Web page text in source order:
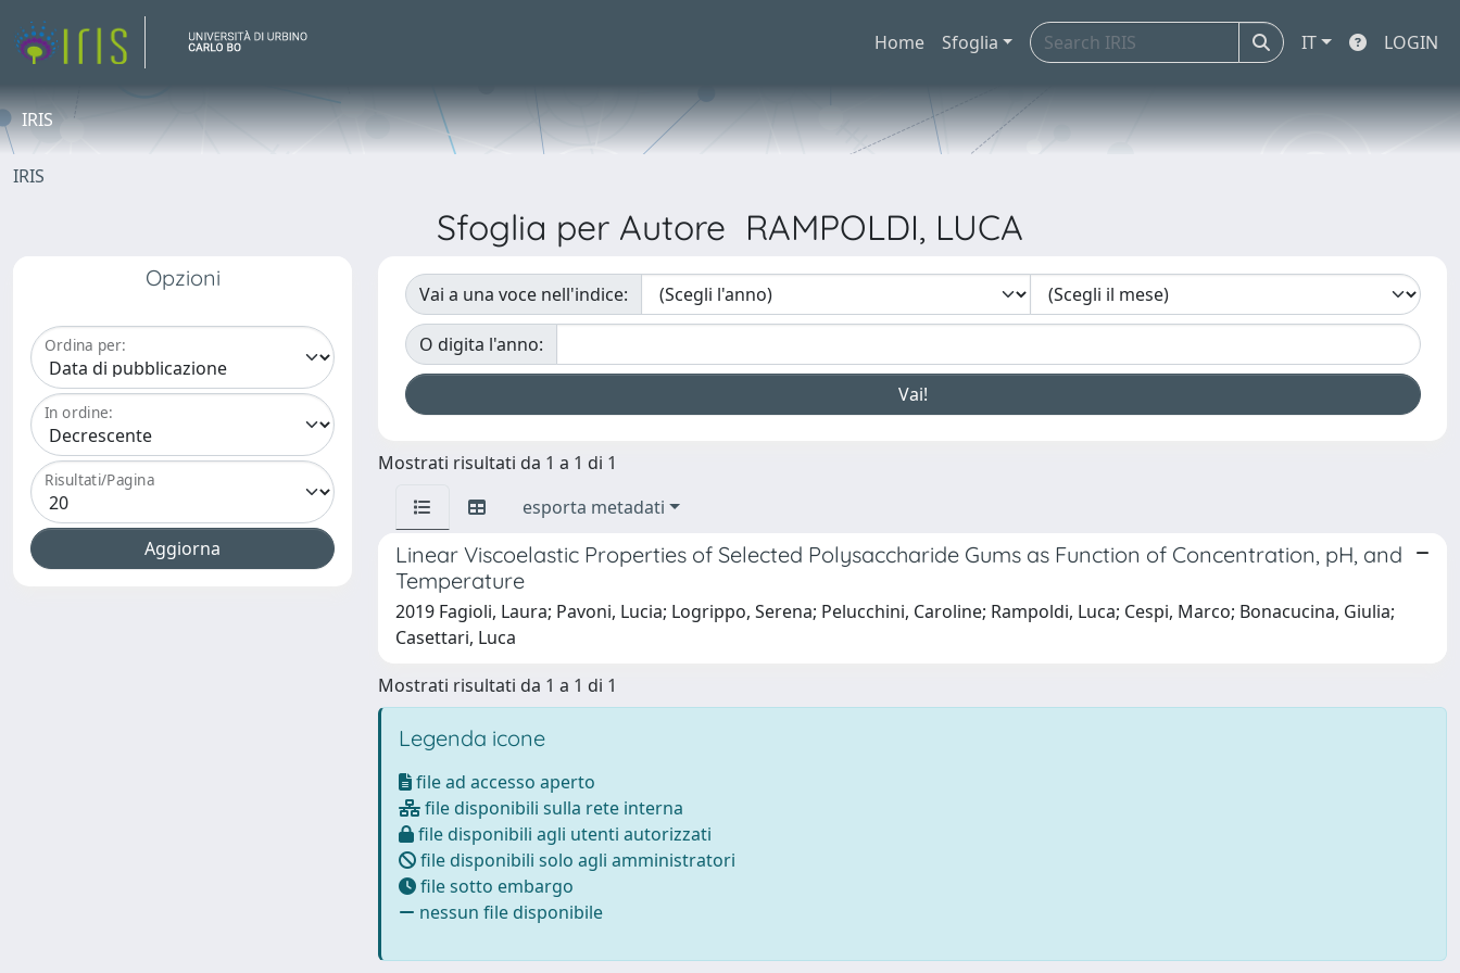
Home Sfoglia IT LOGIN
IRIS
IRIS
Sfoglia per Autore RAMPOLDI, LUCA
Opzioni
Ordina per:
In ordine:
Risultati/Pagina
Vai a una voce nell'indice:
O digita l'anno:
Mostrati risultati da 1 a 1 di 1
esporta metadati
Linear Viscoelastic Properties of Selected Polysaccharide Gums as Function of Concentration, pH, and
Temperature
2019 Fagioli, Laura; Pavoni, Lucia; Logrippo, Serena; Pelucchini, Caroline; Rampoldi, Luca; Cespi, Marco; Bonacucina, Giulia;
Casettari, Luca
Mostrati risultati da 1 a 1 di 1
Legenda icone
file ad accesso aperto
file disponibili sulla rete interna
file disponibili agli utenti autorizzati
file disponibili solo agli amministratori
file sotto embargo
nessun file disponibile